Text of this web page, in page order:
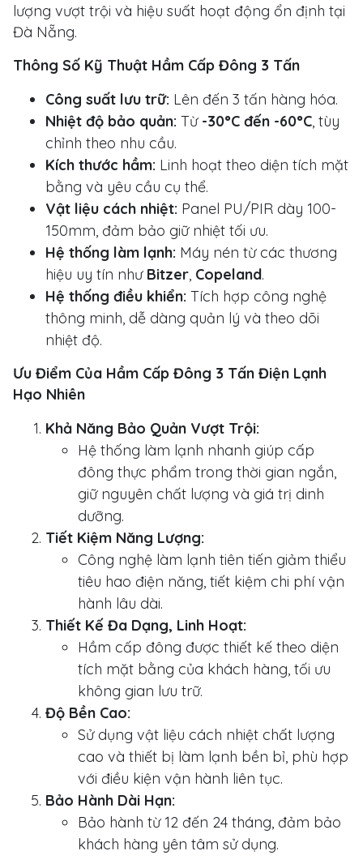
lượng vượt trội và hiệu suất hoạt động ổn định tại
Đà Nẵng.
Thông Số Kỹ Thuật Hầm Cấp Đông 3 Tấn
Công suất lưu trữ: Lên đến 3 tấn hàng hóa.
Nhiệt độ bảo quản: Từ -30°C đến -60°C, tùy
chỉnh theo nhu cầu.
Kích thước hầm: Linh hoạt theo diện tích mặt
bằng và yêu cầu cụ thể.
Vật liệu cách nhiệt: Panel PU/PIR dày 100-
150mm, đảm bảo giữ nhiệt tối ưu.
Hệ thống làm lạnh: Máy nén từ các thương
hiệu uy tín như Bitzer, Copeland.
Hệ thống điều khiển: Tích hợp công nghệ
thông minh, dễ dàng quản lý và theo dõi
nhiệt độ.
Ưu Điểm Của Hầm Cấp Đông 3 Tấn Điện Lạnh
Hạo Nhiên
Khả Năng Bảo Quản Vượt Trội:
Hệ thống làm lạnh nhanh giúp cấp
đông thực phẩm trong thời gian ngắn,
giữ nguyên chất lượng và giá trị dinh
dưỡng.
Tiết Kiệm Năng Lượng:
Công nghệ làm lạnh tiên tiến giảm thiểu
tiêu hao điện năng, tiết kiệm chi phí vận
hành lâu dài.
Thiết Kế Đa Dạng, Linh Hoạt:
Hầm cấp đông được thiết kế theo diện
tích mặt bằng của khách hàng, tối ưu
không gian lưu trữ.
Độ Bền Cao:
Sử dụng vật liệu cách nhiệt chất lượng
cao và thiết bị làm lạnh bền bỉ, phù hợp
với điều kiện vận hành liên tục.
Bảo Hành Dài Hạn:
Bảo hành từ 12 đến 24 tháng, đảm bảo
khách hàng yên tâm sử dụng.